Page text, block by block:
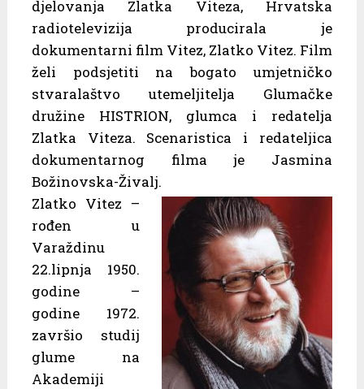
djelovanja Zlatka Viteza, Hrvatska
radiotelevizija producirala je
dokumentarni film Vitez, Zlatko Vitez. Film
želi podsjetiti na bogato umjetničko
stvaralaštvo utemeljitelja Glumačke
družine HISTRION, glumca i redatelja
Zlatka Viteza. Scenaristica i redateljica
dokumentarnog filma je Jasmina
Božinovska-Živalj.
Zlatko Vitez –
rođen u
Varaždinu
22.lipnja 1950.
godine –
godine 1972.
završio studij
glume na
Akademiji